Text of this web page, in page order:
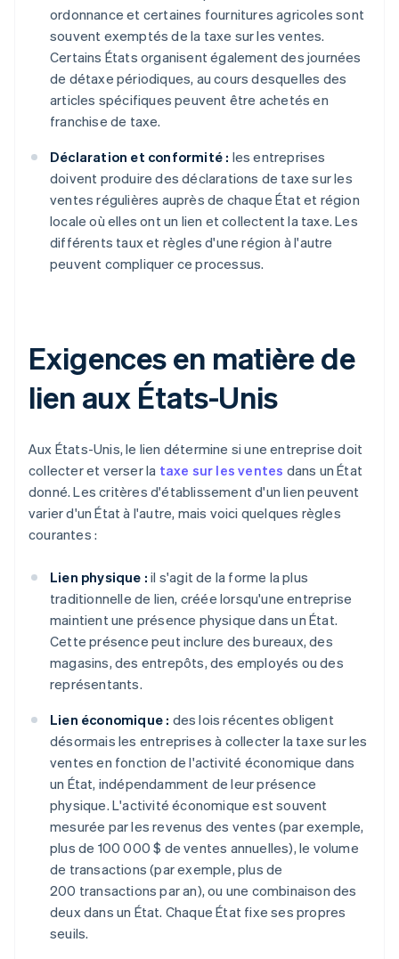
ordonnance et certaines fournitures agricoles sont
souvent exemptés de la taxe sur les ventes.
Certains États organisent également des journées
de détaxe périodiques, au cours desquelles des
articles spécifiques peuvent être achetés en
franchise de taxe.
Déclaration et conformité : les entreprises
doivent produire des déclarations de taxe sur les
ventes régulières auprès de chaque État et région
locale où elles ont un lien et collectent la taxe. Les
différents taux et règles d'une région à l'autre
peuvent compliquer ce processus.
Exigences en matière de
lien aux États-Unis
Aux États-Unis, le lien détermine si une entreprise doit
collecter et verser la taxe sur les ventes dans un État
donné. Les critères d'établissement d'un lien peuvent
varier d'un État à l'autre, mais voici quelques règles
courantes :
Lien physique : il s'agit de la forme la plus
traditionnelle de lien, créée lorsqu'une entreprise
maintient une présence physique dans un État.
Cette présence peut inclure des bureaux, des
magasins, des entrepôts, des employés ou des
représentants.
Lien économique : des lois récentes obligent
désormais les entreprises à collecter la taxe sur les
ventes en fonction de l'activité économique dans
un État, indépendamment de leur présence
physique. L'activité économique est souvent
mesurée par les revenus des ventes (par exemple,
plus de 100 000 $ de ventes annuelles), le volume
de transactions (par exemple, plus de
200 transactions par an), ou une combinaison des
deux dans un État. Chaque État fixe ses propres
seuils.